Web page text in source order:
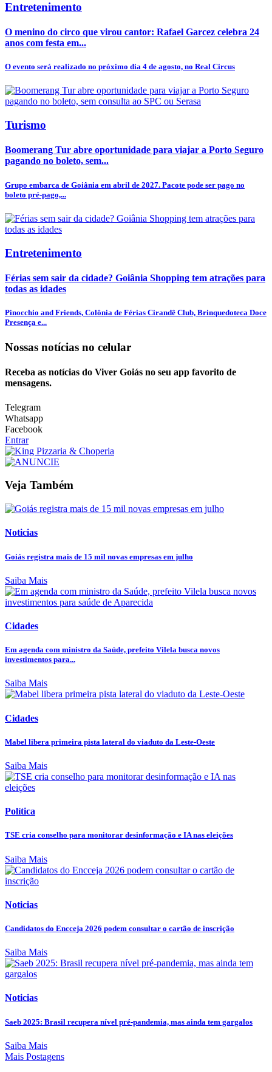
Entretenimento
O menino do circo que virou cantor: Rafael Garcez celebra 24
anos com festa em...
O evento será realizado no próximo dia 4 de agosto, no Real Circus
Turismo
Boomerang Tur abre oportunidade para viajar a Porto Seguro
pagando no boleto, sem...
Grupo embarca de Goiânia em abril de 2027. Pacote pode ser pago no
boleto pré-pago,...
Entretenimento
Férias sem sair da cidade? Goiânia Shopping tem atrações para
todas as idades
Pinocchio and Friends, Colônia de Férias Cirandê Club, Brinquedoteca Doce
Presença e...
Nossas notícias no celular
Receba as notícias do Viver Goiás no seu app favorito de
mensagens.
Telegram
Whatsapp
Facebook
Entrar
Veja Também
Noticias
Goiás registra mais de 15 mil novas empresas em julho
Saiba Mais
Cidades
Em agenda com ministro da Saúde, prefeito Vilela busca novos
investimentos para...
Saiba Mais
Cidades
Mabel libera primeira pista lateral do viaduto da Leste-Oeste
Saiba Mais
Política
TSE cria conselho para monitorar desinformação e IA nas eleições
Saiba Mais
Noticias
Candidatos do Encceja 2026 podem consultar o cartão de inscrição
Saiba Mais
Noticias
Saeb 2025: Brasil recupera nível pré-pandemia, mas ainda tem gargalos
Saiba Mais
Mais Postagens